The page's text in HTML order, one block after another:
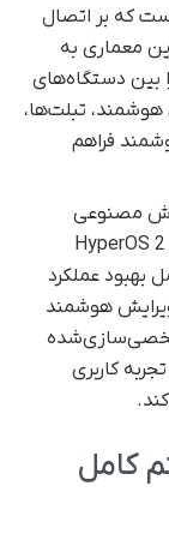
که بر اتصال
معماری به
بین دستگاه‌های
تبلت‌ها،
فراهم
مصنوعی
نیز بخش هیجان‌انگیزی از HyperOS 2
عملکرد
هوشمند
شخصی‌سازی‌شده
کاربری
کامل